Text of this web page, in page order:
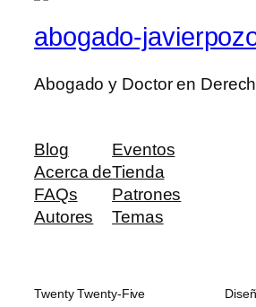
abogado-
Abogado y Doctor en
Blog
Acerca de
FAQs
Autores
Eventos
Tienda
Patrones
Temas
Twenty Twenty-Five